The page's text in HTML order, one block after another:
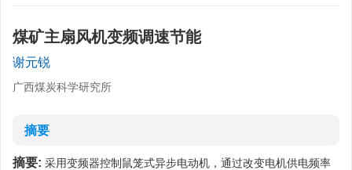
煤矿主扇风机变频调速节能
谢元锐
广西煤炭科学研究所
摘要
摘要: 采用变频器控制鼠笼式异步电动机，通过改变电机供电频率